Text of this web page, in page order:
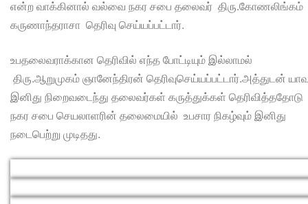
என்ற வாக்கினால் வல்வை நகர சபை தலைவர் திரு.கோணலிங்கம்
கருணாந்தராசா தெரிவு செய்யப்பட்டார்.
உபதலைவராக்கான தெரிவில் எந்த போட்டியும் இல்லாமல்
திரு.ஆறுமுகம் ஞானேந்திரன் தெரிவுசெய்யப்பட்டார்.அத்துடன்
இனிது நிறைவடைந்து தலைவர்கள் கருத்துக்கள் தெரிவித்ததோடு
நகர சபை செயலாளரின் தலைமையில் உபசார நிகழ்வும் இனிது
நடைபெற்று முடிதது.